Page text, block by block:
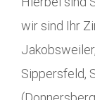
wir sind Ihr
Sippersfeld,